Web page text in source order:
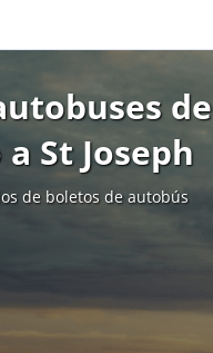
de
St Joseph
de boletos de autobús